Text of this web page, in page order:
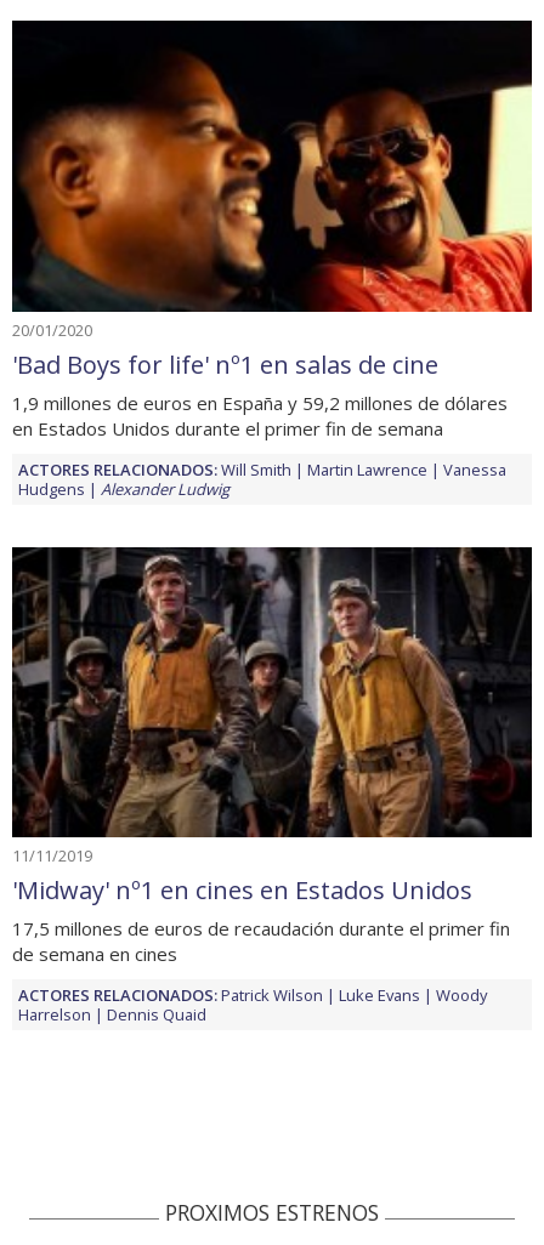
20/01/2020
'Bad Boys for life' nº1 en salas de cine
1,9 millones de euros en España y 59,2 millones de dólares
en Estados Unidos durante el primer fin de semana
ACTORES RELACIONADOS:Will Smith Martin Lawrence
Vanessa
Hudgens
Alexander Ludwig
11/11/2019
'Midway' nº1 en cines en Estados Unidos
17,5 millones de euros de recaudación durante el primer fin
de semana en cines
ACTORES RELACIONADOS:Patrick Wilson Luke Evans
Woody
Harrelson
Dennis Quaid
PROXIMOS ESTRENOS